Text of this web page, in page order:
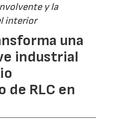
y la
interior
una
industrial
RLC en